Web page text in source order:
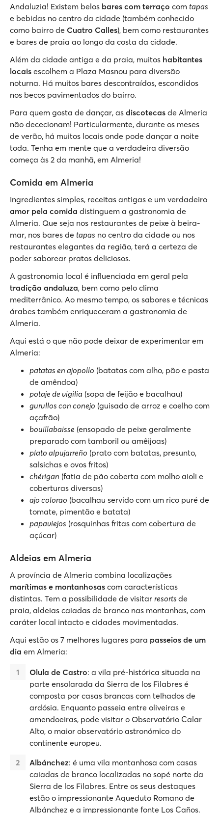
Andaluzia! Existem belos bares com terraço com tapas
e bebidas no centro da cidade (também conhecido
como bairro de Cuatro Calles), bem como restaurantes
e bares de praia ao longo da costa da cidade.
Além da cidade antiga e da praia, muitos habitantes
locais escolhem a Plaza Masnou para diversão
noturna. Há muitos bares descontraídos, escondidos
nos becos pavimentados do bairro.
Para quem gosta de dançar, as discotecas de Almeria
não dececionam! Particularmente, durante os meses
de verão, há muitos locais onde pode dançar a noite
toda. Tenha em mente que a verdadeira diversão
começa às 2 da manhã, em Almeria!
Comida em Almeria
Ingredientes simples, receitas antigas e um verdadeiro
amor pela comida distinguem a gastronomia de
Almeria. Que seja nos restaurantes de peixe à beira-
mar, nos bares de tapas no centro da cidade ou nos
restaurantes elegantes da região, terá a certeza de
poder saborear pratos deliciosos.
A gastronomia local é influenciada em geral pela
tradição andaluza, bem como pelo clima
mediterrânico. Ao mesmo tempo, os sabores e técnicas
árabes também enriqueceram a gastronomia de
Almeria.
Aqui está o que não pode deixar de experimentar em
Almeria:
patatas en ajopollo (batatas com alho, pão e pasta
de amêndoa)
potaje de vigilia (sopa de feijão e bacalhau)
gurullos con conejo (guisado de arroz e coelho com
açafrão)
bouillabaisse (ensopado de peixe geralmente
preparado com tamboril ou amêijoas)
plato alpujarreño (prato com batatas, presunto,
salsichas e ovos fritos)
chérigan (fatia de pão coberta com molho aioli e
coberturas diversas)
ajo colorao (bacalhau servido com um rico puré de
tomate, pimentão e batata)
papaviejos (rosquinhas fritas com cobertura de
açúcar)
Aldeias em Almeria
A província de Almeria combina localizações
marítimas e montanhosas com características
distintas. Tem a possibilidade de visitar resorts de
praia, aldeias caiadas de branco nas montanhas, com
caráter local intacto e cidades movimentadas.
Aqui estão os 7 melhores lugares para passeios de um
dia em Almeria:
Olula de Castro: a vila pré-histórica situada na
parte ensolarada da Sierra de los Filabres é
composta por casas brancas com telhados de
ardósia. Enquanto passeia entre oliveiras e
amendoeiras, pode visitar o Observatório Calar
Alto, o maior observatório astronómico do
continente europeu.
Albánchez: é uma vila montanhosa com casas
caiadas de branco localizadas no sopé norte da
Sierra de los Filabres. Entre os seus destaques
estão o impressionante Aqueduto Romano de
Albánchez e a impressionante fonte Los Caños.